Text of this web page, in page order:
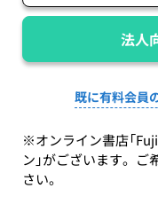
法人
既に有料会員
※オンライン書店「
ン」がございます。ご
さい。